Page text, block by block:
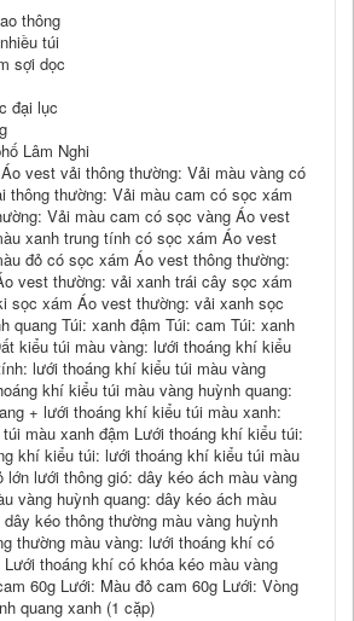
thông
túi
sợi dọc
đại lục
Lâm Nghi
vest vải thông thường: Vải màu vàng có
thông thường: Vải màu cam có sọc xám
Vải màu cam có sọc vàng Áo vest
xanh trung tính có sọc xám Áo vest
đỏ có sọc xám Áo vest thông thường:
vest thường: vải xanh trái cây sọc xám
sọc xám Áo vest thường: vải xanh sọc
quang Túi: xanh đậm Túi: cam Túi: xanh
kiểu túi màu vàng: lưới thoáng khí kiểu
lưới thoáng khí kiểu túi màu vàng
khí kiểu túi màu vàng huỳnh quang:
+ lưới thoáng khí kiểu túi màu xanh:
màu xanh đậm Lưới thoáng khí kiểu túi:
khí kiểu túi: lưới thoáng khí kiểu túi màu
lớn lưới thông gió: dây kéo ách màu vàng
vàng huỳnh quang: dây kéo ách màu
kéo thông thường màu vàng huỳnh
thường màu vàng: lưới thoáng khí có
thoáng khí có khóa kéo màu vàng
60g Lưới: Màu đỏ cam 60g Lưới: Vòng
quang xanh (1 cặp)